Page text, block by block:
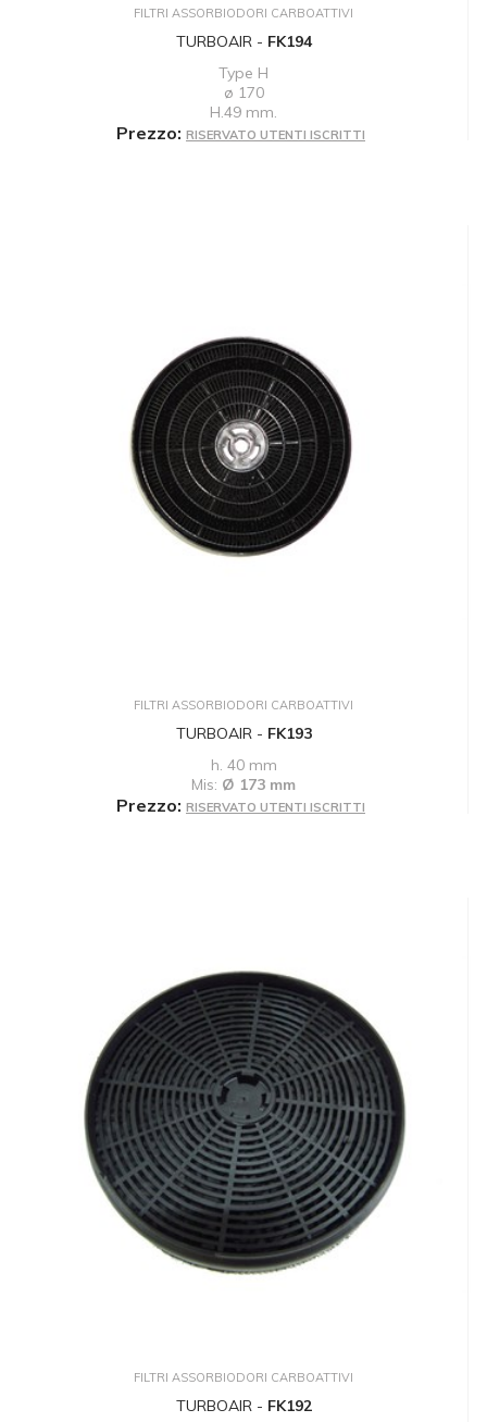
FILTRI ASSORBIODORI CARBOATTIVI
TURBOAIR - FK194
Type H
ø 170
H.49 mm.
Prezzo: RISERVATO UTENTI ISCRITTI
FILTRI ASSORBIODORI CARBOATTIVI
TURBOAIR - FK193
h. 40 mm
Mis: Ø 173 mm
Prezzo: RISERVATO UTENTI ISCRITTI
FILTRI ASSORBIODORI CARBOATTIVI
TURBOAIR - FK192